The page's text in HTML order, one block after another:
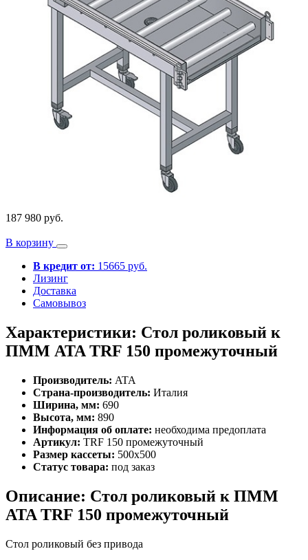
187 980 руб.
В корзину
В кредит от: 15665 руб.
Лизинг
Доставка
Самовывоз
Характеристики: Стол роликовый к
ПММ ATA TRF 150 промежуточный
Производитель: ATA
Страна-производитель: Италия
Ширина, мм: 690
Высота, мм: 890
Информация об оплате: необходима предоплата
Артикул: TRF 150 промежуточный
Размер кассеты: 500х500
Статус товара: под заказ
Описание: Стол роликовый к ПММ
ATA TRF 150 промежуточный
Стол роликовый без привода